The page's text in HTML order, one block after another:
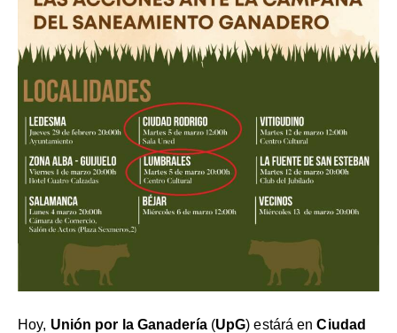
Hoy, Unión por la Ganadería(UpG) estárá enCiudad